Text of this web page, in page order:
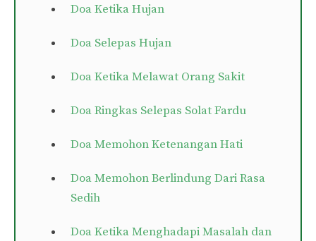
Doa Ketika Hujan
Doa Selepas Hujan
Doa Ketika Melawat Orang Sakit
Doa Ringkas Selepas Solat Fardu
Doa Memohon Ketenangan Hati
Doa Memohon Berlindung Dari Rasa
Sedih
Doa Ketika Menghadapi Masalah dan